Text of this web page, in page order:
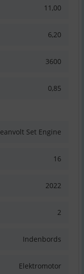
11,00
6,20
3600
0,85
Set Engine
16
2022
2
Indenbords
Elektromotor